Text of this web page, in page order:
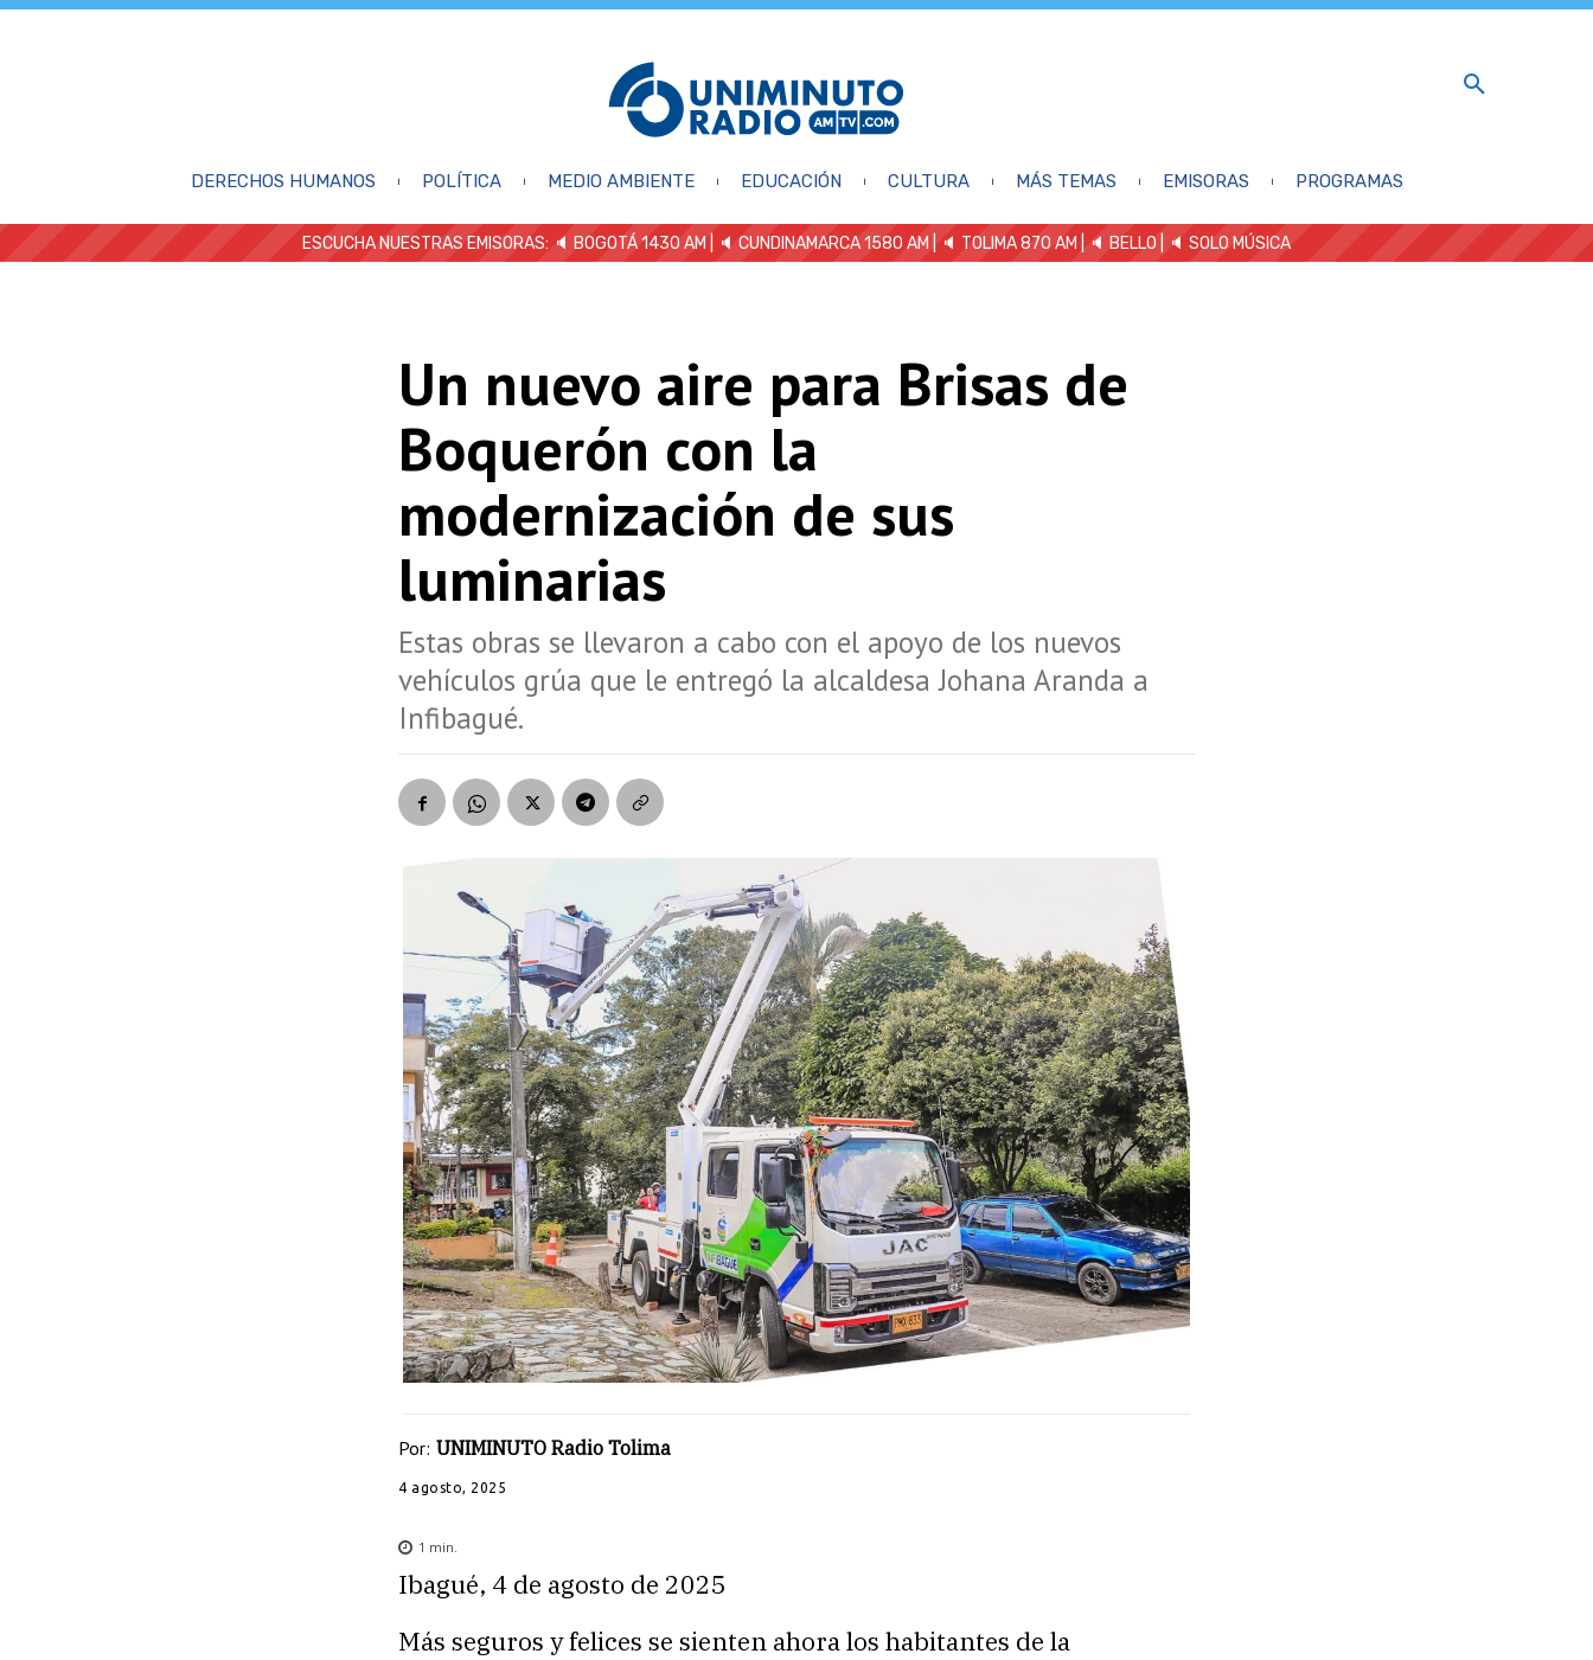
DERECHOS HUMANOS POLÍTICA MEDIO AMBIENTE EDUCACIÓN CULTURA MÁS TEMAS EMISORAS PROGRAMAS
ESCUCHA NUESTRAS EMISORAS: 🔈 BOGOTÁ 1430 AM | 🔈 CUNDINAMARCA 1580 AM | 🔈 TOLIMA 870 AM | 🔈 BELLO 🔈 SOLO MÚSICA
Un nuevo aire para Brisas de
Boquerón con la
modernización de sus
luminarias
Estas obras se llevaron a cabo con el apoyo de los nuevos
vehículos grúa que le entregó la alcaldesa Johana Aranda a
Infibagué.
Por: UNIMINUTO Radio Tolima
4 agosto, 2025
1 min.
Ibagué, 4 de agosto de 2025
Más seguros y felices se sienten ahora los habitantes de la